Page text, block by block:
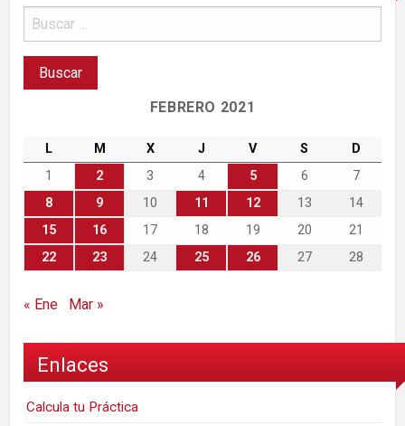
FEBRERO 2021
L M X J V S
D
1
2 3 4 5 6
7
8
9 10 11 12 13
14
15
16 17 18 19 20
21
22
23 24 25 26 27 28
« Ene Mar »
Enlaces
Calcula tu Práctica